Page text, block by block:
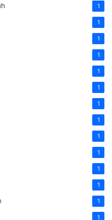
1
1
1
1
1
1
1
1
1
1
1
1
1
1